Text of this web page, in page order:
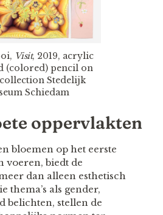
Visit, 2019, acrylic
(colored) pencil on
Stedelijk
Schiedam
oppervlakten
bloemen op het eerste
voeren, biedt de
dan alleen esthetisch
thema’s als gender,
belichten, stellen de